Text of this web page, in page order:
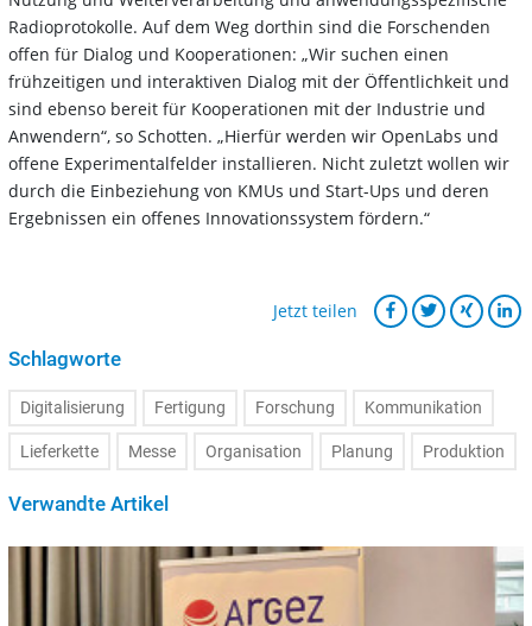
Radioprotokolle. Auf dem Weg dorthin sind die Forschenden
offen für Dialog und Kooperationen: „Wir suchen einen
frühzeitigen und interaktiven Dialog mit der Öffentlichkeit und
sind ebenso bereit für Kooperationen mit der Industrie und
Anwendern“, so Schotten. „Hierfür werden wir OpenLabs und
offene Experimentalfelder installieren. Nicht zuletzt wollen wir
durch die Einbeziehung von KMUs und Start-Ups und deren
Ergebnissen ein offenes Innovationssystem fördern.“
Jetzt teilen
Schlagworte
Digitalisierung Fertigung Forschung Kommunikation
Lieferkette Messe Organisation Planung Produktion
Verwandte Artikel